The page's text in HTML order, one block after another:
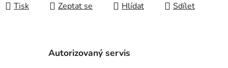
Tisk Zeptat se Hlídat Sdílet
Autorizovaný servis